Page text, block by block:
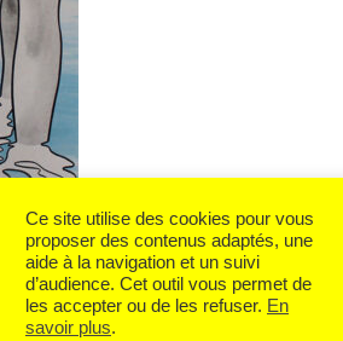
Ce site utilise des cookies pour vous
proposer des contenus adaptés, une
aide à la navigation et un suivi
d’audience. Cet outil vous permet de
les accepter ou de les refuser. En
savoir plus.